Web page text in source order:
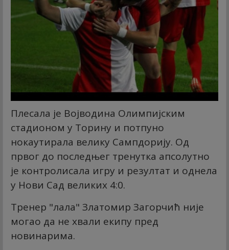
Плесала је Војводина Олимпијским
стадионом у Торину и потпуно
нокаутирала велику Сампдорију. Од
првог до последњег тренутка апсолутно
је контролисала игру и резултат и однела
у Нови Сад великих 4:0.
Тренер "лала" Златомир Загорчић није
могао да не хвали екипу пред
новинарима.